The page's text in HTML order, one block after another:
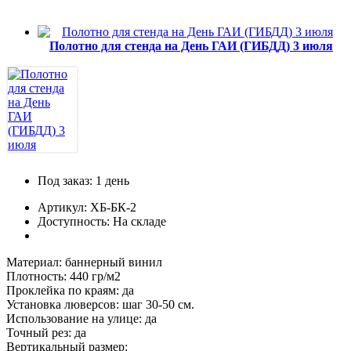
5 октября, День учителя
25 октября, День Таможенника
Российской Федерации
28 октября, День Бабушек и Дедушек
Хэллоуин
7 ноября, День проведения военного
парада на Красной площади
7 ноября, День Октябрьской
революции
10 ноября, День сотрудника органов
внутренних дел РФ
13 ноября, День Войск РХБЗ
19 ноября, День Ракетных Войск и
Артиллерии
Полотно для стенда на День ГАИ (ГИБДД) 3 июля
Под заказ: 1 день
Артикул: ХБ-БК-2
Доступность: На складе
Материал: баннерный винил
Плотность: 440 гр/м2
Проклейка по краям: да
Установка люверсов: шаг 30-50 см.
Использование на улице: да
Точный рез: да
Вертикальный размер: